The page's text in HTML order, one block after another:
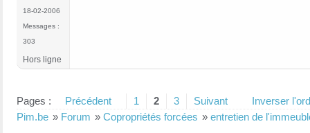
18-02-2006
Messages :
303
Hors ligne
Pages : Précédent 1 2 3 Suivant
Inverser
Pim.be » Forum » Copropriétés forcées » entretien de